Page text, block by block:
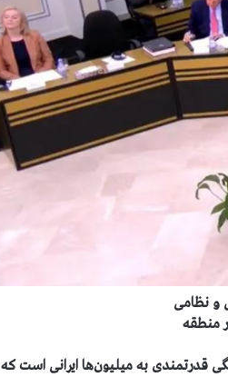
و نظامی
منطقه
قدرتمندی به میلیون‌ها ایرانی است که